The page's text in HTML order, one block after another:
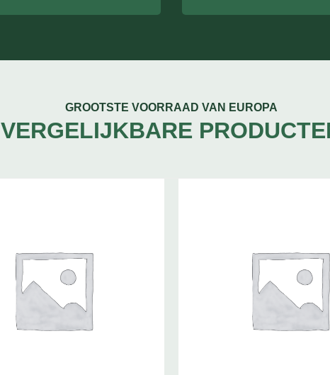
GROOTSTE VOORRAAD VAN EUROPA
VERGELIJKBARE